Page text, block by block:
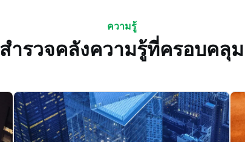
ความรู้
สำรวจคลังความรู้ที่ครอบคลุม